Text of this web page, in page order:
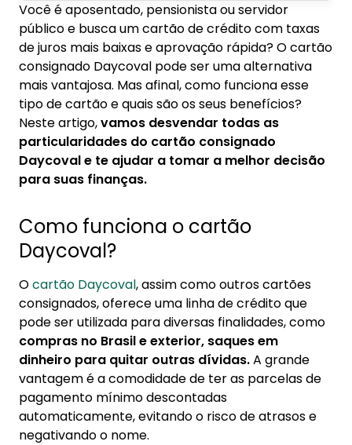
1. Como funciona o cartão Daycoval?
2. Como saber o limite do cartão Daycoval?
3. Como é feito o pagamento do cartão de
crédito consignado?
4. Qual a taxa do cartão consignado
Daycoval?
5. Como solicitar o cartão consignado
Você é aposentado, pensionista ou servidor
público e busca um cartão de crédito com taxas
de juros mais baixas e aprovação rápida? O cartão
consignado Daycoval pode ser uma alternativa
mais vantajosa. Mas afinal, como funciona esse
tipo de cartão e quais são os seus benefícios?
Neste artigo,vamos desvendar todas as
particularidades do cartão consignado
Daycoval e te ajudar a tomar a melhor decisão
para suas finanças.
Como funciona o cartão
Daycoval?
Ocartão Daycoval, assim como outros cartões
consignados, oferece uma linha de crédito que
pode ser utilizada para diversas finalidades, como
compras no Brasil e exterior, saques em
dinheiro para quitar outras dívidas.A grande
vantagem é a comodidade de ter as parcelas de
pagamento mínimo descontadas
automaticamente, evitando o risco de atrasos e
negativando o nome.